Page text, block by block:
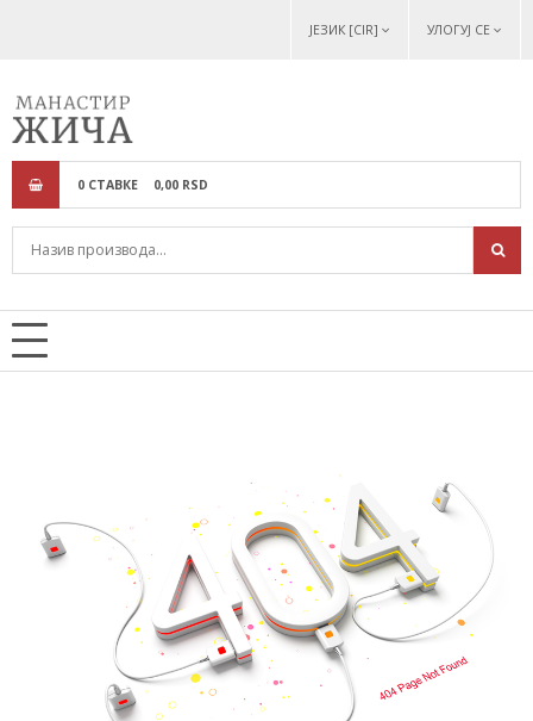
ЈЕЗИК [CIR] УЛОГУЈ СЕ
0 СТАВКЕ 0,00 RSD